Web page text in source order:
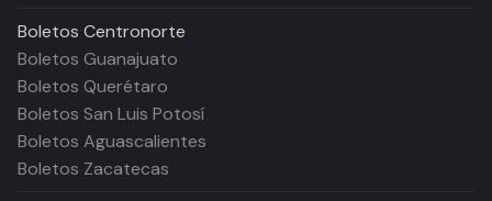
Boletos Centronorte
Boletos Guanajuato
Boletos Querétaro
Boletos San Luis Potosí
Boletos Aguascalientes
Boletos Zacatecas